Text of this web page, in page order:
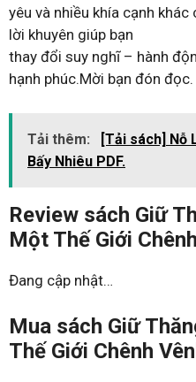
yêu và nhiều khía cạnh
lời khuyên giúp bạn
thay đổi suy nghĩ – hành
hạnh phúc.Mời bạn đón đọc.
Tải thêm:
[Tải sách] Nỗ
Bấy Nhiêu PDF.
Review sách Giữ
Một Thế Giới
Đang cập nhật…
Mua sách Giữ
Thế Giới Chênh